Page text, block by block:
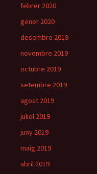
febrer 2020
gener 2020
desembre 2019
novembre 2019
octubre 2019
setembre 2019
agost 2019
juliol 2019
juny 2019
maig 2019
abril 2019